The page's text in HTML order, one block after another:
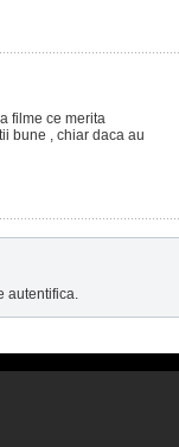
filme ce merita
bune , chiar daca au
autentifica.